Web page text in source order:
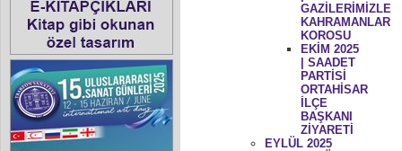
GAZİLERİMİZLE
KAHRAMANLAR
KOROSU
EKİM 2025
| SAADET
PARTİSİ
ORTAHİSAR
İLÇE
BAŞKANI
ZİYARETİ
EYLÜL 2025